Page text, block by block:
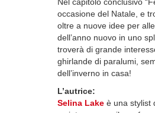
Nel capitolo conclusivo
occasione del Natale, e
oltre a nuove idee per
dell’anno nuovo in uno
troverà di grande
ghirlande di paralumi,
dell’inverno in casa!
L’autrice:
Selina Lake è una stylist